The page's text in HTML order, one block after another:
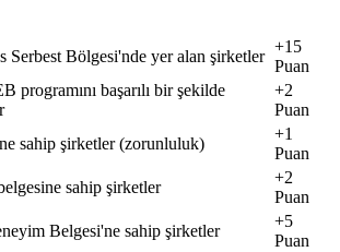
Serbest Bölgesi'nde yer alan şirketler
+15
Puan
başarılı bir şekilde
+2
Puan
sahip şirketler (zorunluluk)
+1
Puan
sahip şirketler
+2
Puan
Belgesi'ne sahip şirketler
+5
Puan